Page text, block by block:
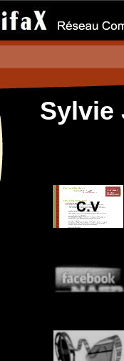
Sylvie